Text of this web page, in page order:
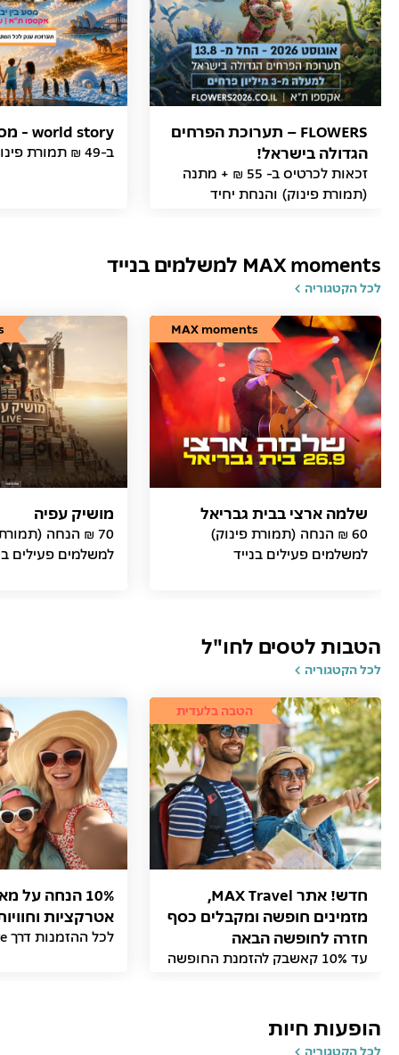
FLOWERS – תערוכת הפרחים
הגדולה בישראל!
זכאות לכרטיס ב- 55 ₪ + מתנה
(תמורת פינוק) והנחת יחיד
world story - מסע בין יבשות
ב-49 ₪ תמורת פינוק
MAX moments למשלמים בנייד
לכל הקטגוריה
שלמה ארצי בבית גבריאל
60 ₪ הנחה (תמורת פינוק)
למשלמים פעילים בנייד
MAX moments
מושיק עפיה
70 ₪ הנחה
למשלמים פעילים
הטבות לטסים לחו"ל
לכל הקטגוריה
חדש! אתר MAX Travel,
מזמינים חופשה ומקבלים כסף
חזרה לחופשה הבאה
עד 10% קאשבק להזמנת החופשה
הטבה בלעדית
10% הנחה על
אטרקציות
לכל ההזמנות דרך MAX Adventure
הופעות חיות
לכל הקטגוריה